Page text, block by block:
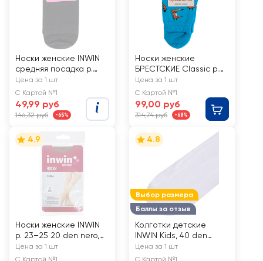
Носки женские INWIN
средняя посадка р.
23–25, белые, Арт.
2117ж
Цена за 1 шт
С Картой №1
49,99 руб
146,32 руб -65%
Носки женские
БРЕСТСКИЕ Classic р.
23–25, Арт.
16С1102/14С1100
Цена за 1 шт
С Картой №1
99,00 руб
314,74 руб -68%
4.9
Носки женские INWIN
р. 23–25 20 den nero,
2пары
Цена за 1 шт
С Картой №1
Выбор размера
Баллы за отзыв
4.8
Колготки детские
INWIN Kids, 40 den
белые, Арт. BTS-40-01
Цена за 1 шт
С Картой №1